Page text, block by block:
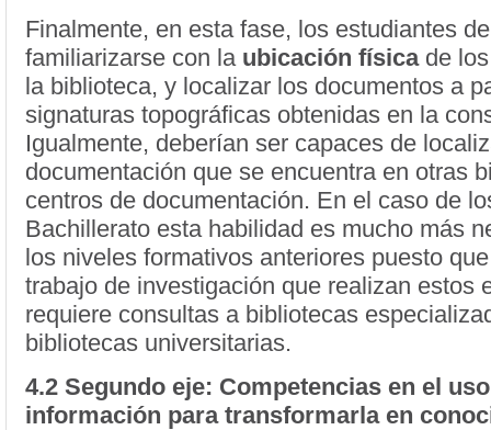
Finalmente, en esta fase, los estudiantes
familiarizarse con la ubicación físicade los
la biblioteca, y localizar los documentos a
signaturas topográficas obtenidas en la
Igualmente, deberían ser capaces de
documentación que se encuentra en otras
centros de documentación. En el caso de
Bachillerato esta habilidad es mucho más
los niveles formativos anteriores puesto
trabajo de investigación que realizan estos
requiere consultas a bibliotecas
bibliotecas universitarias.
4.2 Segundo eje: Competencias en el
información para transformarla en